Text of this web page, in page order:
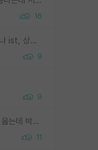
16
일단 지방대라는 것이 포항공대나 ist, 상위 지거국은 아니라고 생각하겠습니다. 그런곳은 서성한에 비해 소위 대학 네임밸류가 크게 뒤떨어지지는 않으니까요. 대학 이름이 중요하냐? 당연합니다. 대학 이름이 좋아서 좋은 아웃풋이 나오는 것이냐, 좋은 대학은 좋은 사람과 좋은 기회가 몰려있으니 아웃풋도 자연스럽게 좋아지는 것이냐? 대답하기 어려운 문제입니다. 아직 한국 사회에서 학벌을 보는 것도, 특히 이공계를 중심으로 학벌보다는 실적 위주라는 분위기가 형성되는 것도 사실입니다. 지방대 출신으로 전임교수가 될수 있느냐? 가능 불가능을 따지면 당연히 가능입니다. 지방대 박사 출신으로 전임교원이 된 경우가 실제로 있으니까요. 현실적인 가능성이 있느냐? 지금 이정도 대학의 교수가 되고싶다고 생각되는 대학 들어가서 컴공과 교수 목록 켜고 박사 어디서 받았는지 쭉 한번 보세요. 냉정하게 지방대 출신인 분들이 많지는 않으실겁니다.
9
9
서당개 개 ㅅㄲ도 3년이면 풍월 읊는데 박사 5년 이상 대리고 있으면서 물된건 교수 탓 맞는ㄱ게 거기가 서당이 아니란 소리임
11